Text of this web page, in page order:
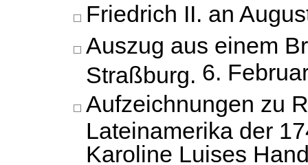
Friedrich II. an
Auszug aus einem
Straßburg. 6.
Aufzeichnungen zu
Lateinamerika der
Karoline Luises